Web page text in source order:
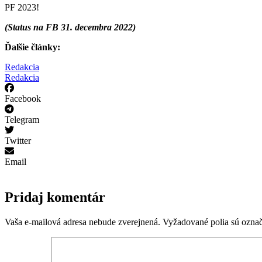
PF 2023!
(Status na FB 31. decembra 2022)
Ďalšie články:
Redakcia
Redakcia
Facebook
Telegram
Twitter
Email
Pridaj komentár
Vaša e-mailová adresa nebude zverejnená. Vyžadované polia sú